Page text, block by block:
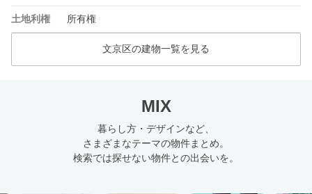
土地利権 所有権
文京区の建物一覧を見る
MIX
暮らし方・デザインなど、
さまざまなテーマの物件まとめ。
検索では探せない物件との出会いを。